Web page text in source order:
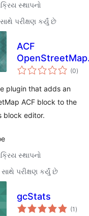
સ્થાપનો
પરીક્ષણ કર્યું છે
ACF
OpenStreetMap
Field into a Block
(0કુલ
રેટિંગ્સ
)
plugin that adds an
ACF block to the
block editor.
સ્થાપનો
સાથે પરીક્ષણ કર્યું છે
gcStats
(1 કુલ
રેટિંગ્સ
)